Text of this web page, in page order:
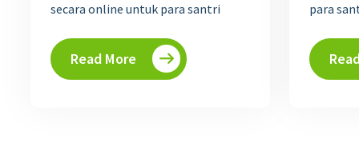
secara online untuk para santri
Read More
para